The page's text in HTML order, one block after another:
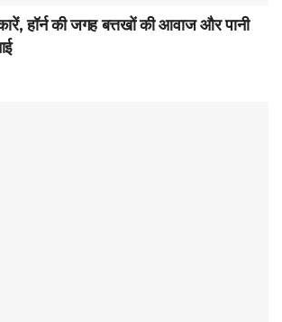
हॉर्न की जगह बत्तखों की आवाज और पानी